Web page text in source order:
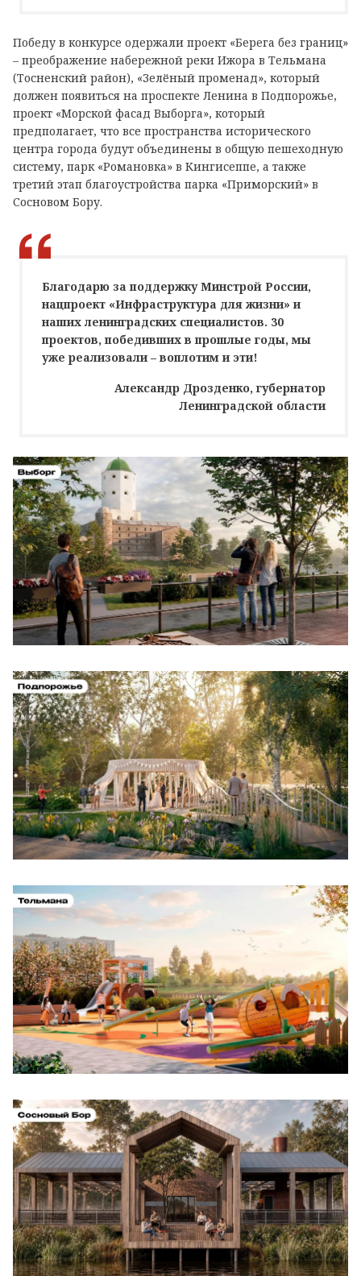
Победу в конкурсе одержали проект «Берега без границ»
– преображение набережной реки Ижора в Тельмана
(Тосненский район), «Зелёный променад», который
должен появиться на проспекте Ленина в Подпорожье,
проект «Морской фасад Выборга», который
предполагает, что все пространства исторического
центра города будут объединены в общую пешеходную
систему, парк «Романовка» в Кингисеппе, а также
третий этап благоустройства парка «Приморский» в
Сосновом Бору.
Благодарю за поддержку Минстрой России,
нацпроект «Инфраструктура для жизни» и
наших ленинградских специалистов. 30
проектов, победивших в прошлые годы, мы
уже реализовали – воплотим и эти!
Александр Дрозденко, губернатор
Ленинградской области